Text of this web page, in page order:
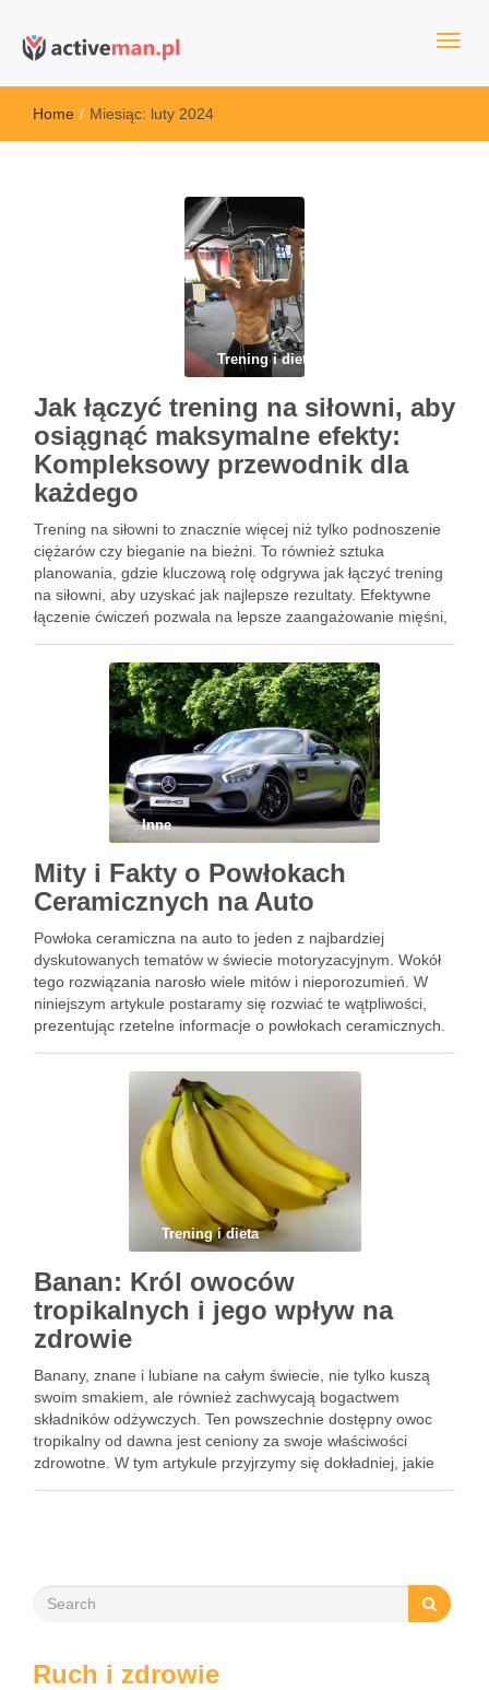
active man – sprzęt sportowy
sportowym
Home / Miesiąc: luty 2024
Trening i dieta
Jak łączyć trening na siłowni, aby
osiągnąć maksymalne efekty:
Kompleksowy przewodnik dla
każdego
Trening na siłowni to znacznie więcej niż tylko podnoszenie
ciężarów czy bieganie na bieżni. To również sztuka
planowania, gdzie kluczową rolę odgrywa jak łączyć trening
na siłowni, aby uzyskać jak najlepsze rezultaty. Efektywne
łączenie ćwiczeń pozwala na lepsze zaangażowanie mięśni,
przyspieszenie regeneracji. Warto więc …
Inne
Mity i Fakty o Powłokach
Ceramicznych na Auto
Powłoka ceramiczna na auto to jeden z najbardziej
dyskutowanych tematów w świecie motoryzacyjnym. Wokół
tego rozwiązania narosło wiele mitów i nieporozumień. W
niniejszym artykule postaramy się rozwiać te wątpliwości,
prezentując rzetelne informacje o powłokach ceramicznych.
zaawansowany produkt do ochrony lakieru samochodowego.
Trening i dieta
Banan: Król owoców
tropikalnych i jego wpływ na
zdrowie
Banany, znane i lubiane na całym świecie, nie tylko kuszą
swoim smakiem, ale również zachwycają bogactwem
składników odżywczych. Ten powszechnie dostępny owoc
tropikalny od dawna jest ceniony za swoje właściwości
zdrowotne. W tym artykule przyjrzymy się dokładniej, jakie
Ruch i zdrowie